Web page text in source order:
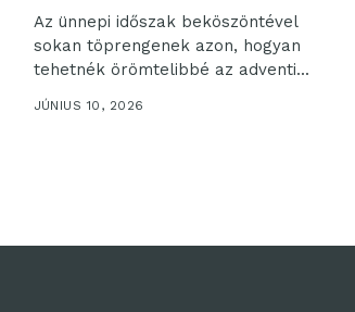
Az ünnepi időszak beköszöntével
sokan töprengenek azon, hogyan
tehetnék örömtelibbé az adventi...
JÚNIUS 10, 2026